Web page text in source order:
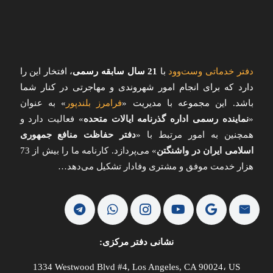
دفتر خدماتی وست‌وود با 21 سال سابقه رسمی
، افتخار این را
دارد که برای انجام امور شهروندی و مهاجرتی در کنار شما
باشد. این مجموعه با مدیریت «فرامرز بلندپور » به عنوان
«نماینده رسمی اداره گذرنامه ایالات متحده» فعالیت دارد و
همچنین به امور مرتبط با «دفتر حفاظت منافع جمهوری
اسلامی ایران در واشنگتن
» می‌پردازد. کارنامه ما را بیش از 73
هزار خدمت موفق و مشتری وفادار تشکیل می‌دهد…
نشانی دفتر مرکزی:
1334 Westwood Blvd #4, Los Angeles, CA 90024، US